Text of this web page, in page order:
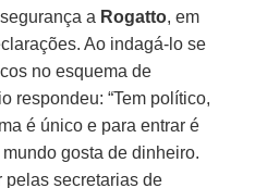
a Rogatto, em
Ao indagá-lo se
no esquema de
respondeu: “Tem político,
é único e para entrar é
gosta de dinheiro.
pelas secretarias de